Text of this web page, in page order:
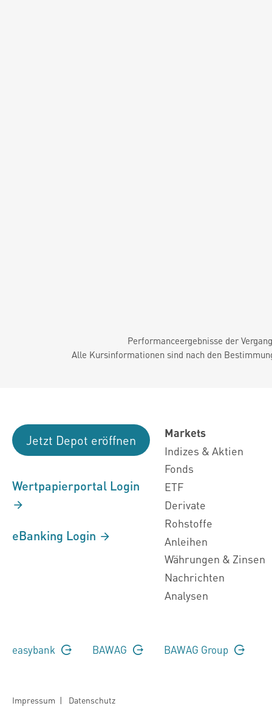
Performanceergebnisse der
Alle Kursinformationen sind nach den
Jetzt Depot eröffnen
Wertpapierportal Login
eBanking Login
Markets
Indizes & Aktien
Fonds
ETF
Derivate
Rohstoffe
Anleihen
Währungen & Zinsen
Nachrichten
Analysen
easybank BAWAG BAWAG Group
Impressum | Datenschutz